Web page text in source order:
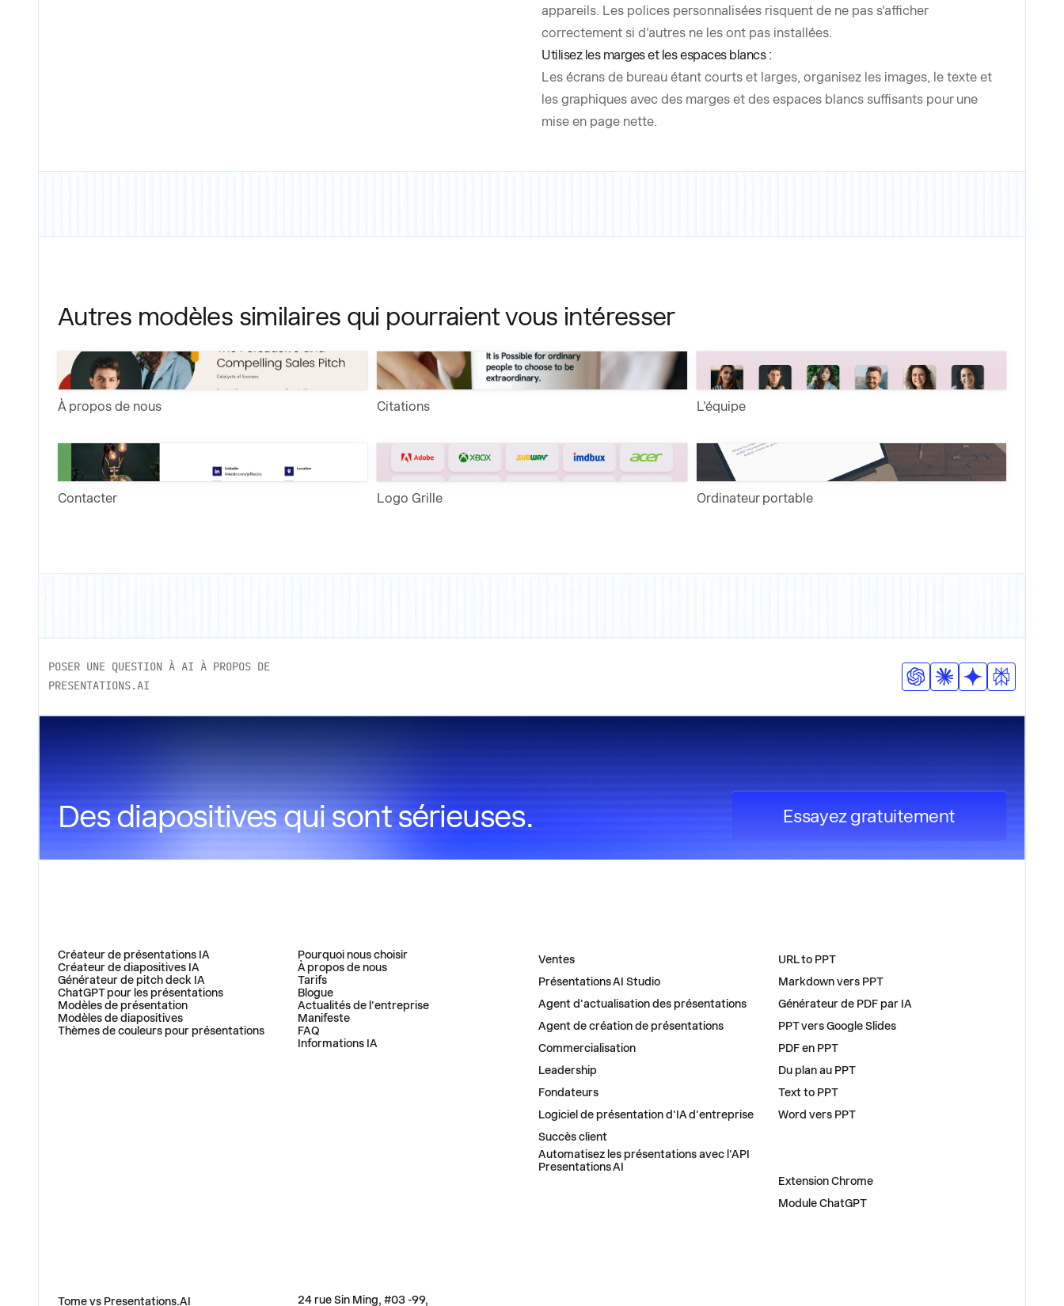
appareils. Les polices personnalisées risquent de ne pas s'afficher
correctement si d'autres ne les ont pas installées.
Utilisez les marges et les espaces blancs :
Les écrans de bureau étant courts et larges, organisez les images, le texte et
les graphiques avec des marges et des espaces blancs suffisants pour une
mise en page nette.
Autres modèles similaires qui pourraient vous intéresser
À propos de nous Citations L'équipe
Contacter Logo Grille Ordinateur portable
POSER UNE QUESTION À AI À PROPOS DE
PRESENTATIONS.AI
Des diapositives qui sont sérieuses. Essayez gratuitement
Créateur de présentations IA
Créateur de diapositives IA
Générateur de pitch deck IA
ChatGPT pour les présentations
Modèles de présentation
Modèles de diapositives
Thèmes de couleurs pour présentations
Pourquoi nous choisir
À propos de nous
Tarifs
Blogue
Actualités de l'entreprise
Manifeste
FAQ
Informations IA
Ventes
Présentations AI Studio
Agent d'actualisation des présentations
Agent de création de présentations
Commercialisation
Leadership
Fondateurs
Logiciel de présentation d'IA d'entreprise
Succès client
Automatisez les présentations avec l'API
Presentations AI
URL to PPT
Markdown vers PPT
Générateur de PDF par IA
PPT vers Google Slides
PDF en PPT
Du plan au PPT
Text to PPT
Word vers PPT
Extension Chrome
Module ChatGPT
Tome vs Presentations.AI 24 rue Sin Ming, #03 -99,